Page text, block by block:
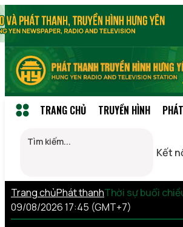
TRANG CHỦ TRUYỀN HÌNH
Kết
Trang chủPhát thanhThời sự buổi
09/08/2026 17:45 (GMT+7)